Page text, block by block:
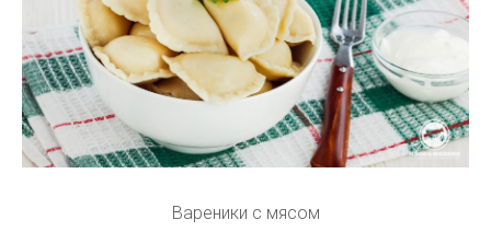
Вареники с мясом